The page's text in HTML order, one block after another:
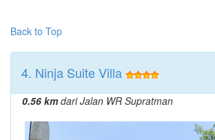
Back to Top
4. Ninja Suite Villa
0.56 kmdari Jalan WR Supratman